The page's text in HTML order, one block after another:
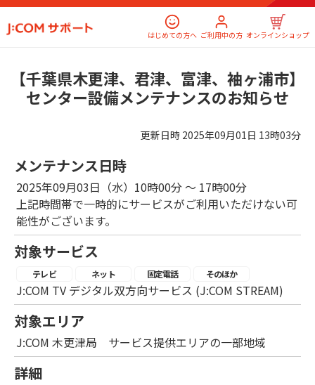
はじめての方へ ご利用中の方 オンラインショップ
【千葉県木更津、君津、富津、袖ヶ浦市】
センター設備メンテナンスのお知らせ
更新日時 2025年09月01日 13時03分
メンテナンス日時
2025年09月03日（水）10時00分 ～ 17時00分
上記時間帯で一時的にサービスがご利用いただけない可
能性がございます。
対象サービス
テレビ ネット 固定電話 そのほか
J:COM TV デジタル双方向サービス (J:COM STREAM)
対象エリア
J:COM 木更津局 サービス提供エリアの一部地域
詳細